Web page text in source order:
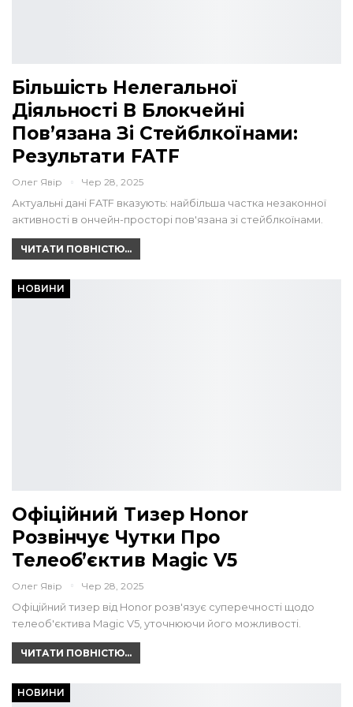
Більшість Нелегальної
Діяльності В Блокчейні
Пов’язана Зі Стейблкоїнами:
Результати FATF
Олег Явір Чер 28, 2025
Актуальні дані FATF вказують: найбільша частка незаконної
активності в ончейн-просторі пов'язана зі стейблкоїнами.
ЧИТАТИ ПОВНІСТЮ...
НОВИНИ
Офіційний Тизер Honor
Розвінчує Чутки Про
Телеоб’єктив Magic V5
Олег Явір Чер 28, 2025
Офіційний тизер від Honor розв'язує суперечності щодо
телеоб'єктива Magic V5, уточнюючи його можливості.
ЧИТАТИ ПОВНІСТЮ...
НОВИНИ